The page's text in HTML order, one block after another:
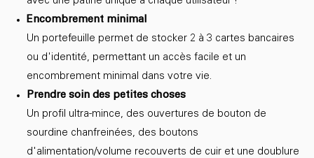
Encombrement minimal
Un portefeuille permet de stocker 2 à 3 cartes bancaires
ou d'identité, permettant un accès facile et un
encombrement minimal dans votre vie.
Prendre soin des petites choses
Un profil ultra-mince, des ouvertures de bouton de
sourdine chanfreinées, des boutons
d'alimentation/volume recouverts de cuir et une doublure